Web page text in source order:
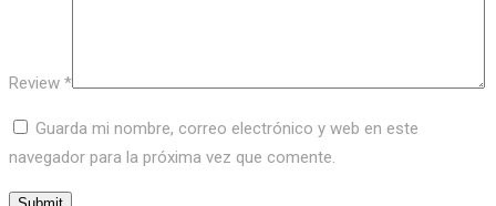
Review *
Guarda mi nombre, correo electrónico y web en este
navegador para la próxima vez que comente.